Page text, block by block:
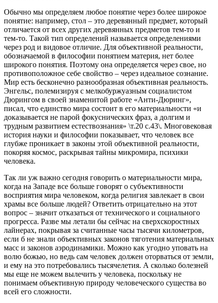
Обычно мы определяем любое понятие через более широкое
понятие: например, стол – это деревянный предмет, который
отличается от всех других деревянных предметов тем-то и
тем-то. Такой тип определений называется определениями
через род и видовое отличие. Для объективной реальности,
обозначаемой в философии понятием материя, нет более
широкого понятия. Поэтому она определяется через свое, но
противоположное себе свойство – через идеальное сознание.
Мир есть бесконечно разнообразная объективная реальность.
Энгельс, полемизируя с мелкобуржуазным социалистом
Дюрингом в своей знаменитой работе «Анти-Дюринг»,
писал, что единство мира состоит в его материальности «и
доказывается не парой фокуснических фраз, а долгим и
трудным развитием естествознания» \т.20 с.43\. Многовековая
история науки и философии показывает, что человек все
глубже проникает в законы этой объективной реальности,
покоряя космос, раскрывая тайны микромира, психики
человека.
Так ли уж важно сегодня говорить о материальности мира,
когда на Западе все больше говорят о субъективности
восприятия мира человеком, когда религия завлекает в свои
храмы все больше людей? Ответить отрицательно на этот
вопрос – значит отказаться от технического и социального
прогресса. Разве мы летали бы сейчас на сверхскоростных
лайнерах, покрывая за считанные часы тысячи километров,
если б не знали объективных законов тяготения материальных
масс и законов аэродинамики. Можно как угодно уповать на
волю божью, но ведь сам человек должен оторваться от земли,
и ему на это потребовались тысячелетия. А сколько болезней
мы еще не можем вылечить у человека, поскольку не
понимаем объективную природу человеческого существа во
всей его сложности.